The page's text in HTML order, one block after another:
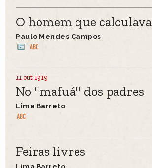
O homem que calculava
Paulo Mendes Campos
11 out 1919
No "mafuá" dos padres
Lima Barreto
Feiras livres
Lima Barreto